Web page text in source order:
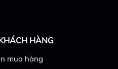
HÀNG
mua hàng